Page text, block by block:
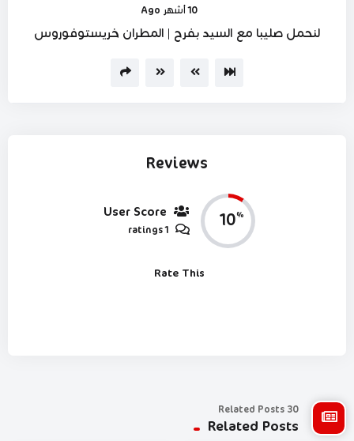
10 أشهر Ago
لنحمل صليبا مع السيد بفرح | المطران خريستوفوروس
Reviews
10%
User Score
1 ratings
Rate This
30 Related Posts
Related Posts 100%